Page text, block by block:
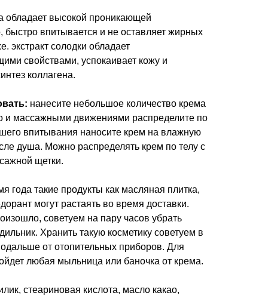
обладает высокой проникающей
быстро впитывается и не оставляет жирных
экстракт солодки обладает
свойствами, успокаивает кожу и
коллагена.
нанесите небольшое количество крема
и массажными движениями распределите по
впитывания наносите крем на влажную
душа. Можно распределять крем по телу с
щетки.
года такие продукты как масляная плитка,
могут растаять во время доставки.
советуем на пару часов убрать
Хранить такую косметику советуем в
от отопительных приборов. Для
любая мыльница или баночка от крема.
стеариновая кислота, масло какао,